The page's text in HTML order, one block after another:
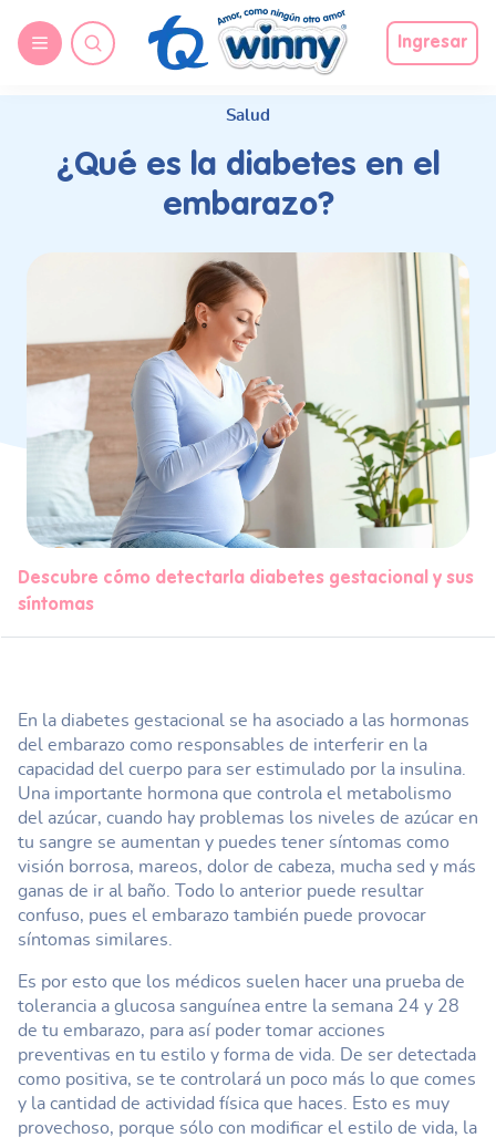
Ingresar
Salud
¿Qué es la diabetes en el
embarazo?
Descubre cómo detectarla diabetes gestacional y sus
síntomas
En la diabetes gestacional se ha asociado a las hormonas
del embarazo como responsables de interferir en la
capacidad del cuerpo para ser estimulado por la insulina.
Una importante hormona que controla el metabolismo
del azúcar, cuando hay problemas los niveles de azúcar en
tu sangre se aumentan y puedes tener síntomas como
visión borrosa, mareos, dolor de cabeza, mucha sed y más
ganas de ir al baño. Todo lo anterior puede resultar
confuso, pues el embarazo también puede provocar
síntomas similares.
Es por esto que los médicos suelen hacer una prueba de
tolerancia a glucosa sanguínea entre la semana 24 y 28
de tu embarazo, para así poder tomar acciones
preventivas en tu estilo y forma de vida. De ser detectada
como positiva, se te controlará un poco más lo que comes
y la cantidad de actividad física que haces. Esto es muy
provechoso, porque sólo con modificar el estilo de vida, la